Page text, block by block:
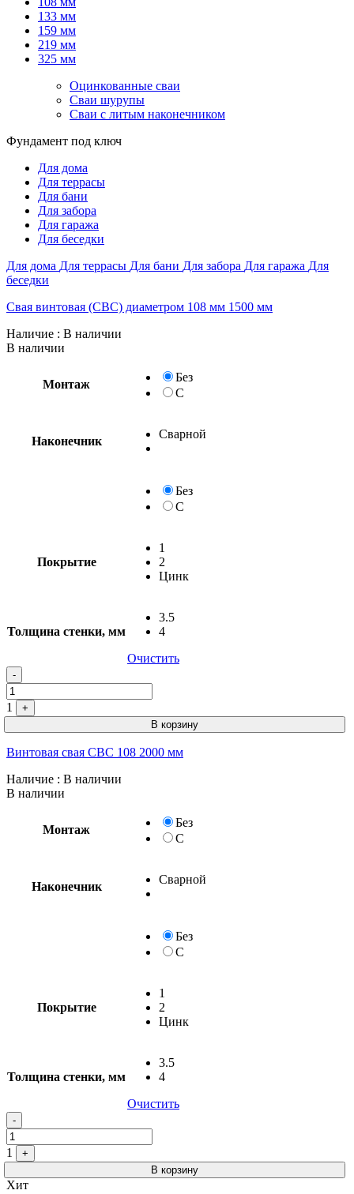
133 мм
159 мм
219 мм
325 мм
Оцинкованные сваи
Сваи шурупы
Сваи с литым наконечником
Фундамент под ключ
Для дома
Для террасы
Для бани
Для забора
Для гаража
Для беседки
Для дома Для террасы Для бани Для забора Для гаража Для
беседки
Свая винтовая (СВС) диаметром 108 мм 1500 мм
Наличие : В наличии
В наличии
Монтаж
Без
С
Наконечник
Сварной
Без
С
Покрытие
1
2
Цинк
Толщина стенки, мм
3.5
4
Очистить
-
1
+
В корзину
Винтовая свая СВС 108 2000 мм
Наличие : В наличии
В наличии
Монтаж
Без
С
Наконечник
Сварной
Без
С
Покрытие
1
2
Цинк
Толщина стенки, мм
3.5
4
Очистить
-
1
+
В корзину
Хит